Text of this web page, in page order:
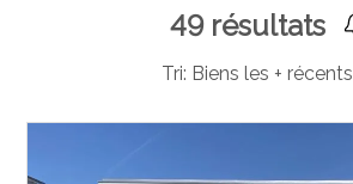
49résultats
Tri: Biens les + récents